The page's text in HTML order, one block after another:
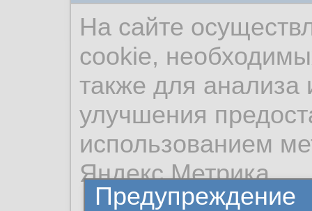
Предупреждение
На сайте
cookie,
также для анализа
улучшения
использованием
Яндекс.Метрика.